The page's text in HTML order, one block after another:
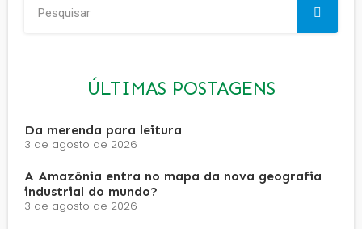
ÚLTIMAS POSTAGENS
Da merenda para leitura
3 de agosto de 2026
A Amazônia entra no mapa da nova geografia
industrial do mundo?
3 de agosto de 2026